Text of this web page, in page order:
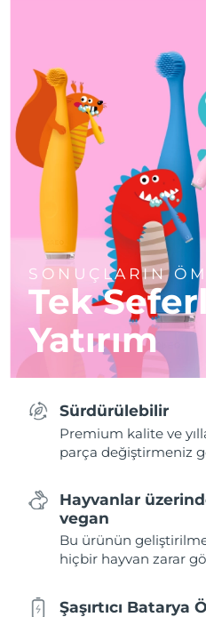
SONUÇLARIN
Tek
Yatırım
Sürdürülebilir
Premium kalite ve
parça değiştirmeniz
Hayvanlar
vegan
Bu ürünün
hiçbir hayvan zarar
Şaşırtıcı Batarya